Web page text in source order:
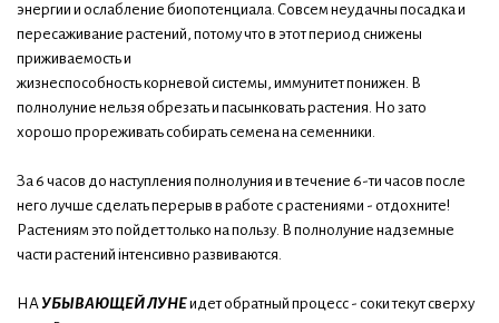
энергии и ослабление биопотенциала. Совсем неудачны посадка и
пересаживание растений, потому что в этот период снижены
приживаемость и
жизнеспособность корневой системы, иммунитет понижен. В
полнолуние нельзя обрезать и пасынковать растения. Но зато
хорошо прореживать собирать семена на семенники.
За 6 часов до наступления полнолуния и в течение 6-ти часов после
него лучше сделать перерыв в работе с растениями - отдохните!
Растениям это пойдет только на пользу. В полнолуние надземные
части растений інтенсивно развиваются.
НА УБЫВАЮЩЕЙ ЛУНЕидет обратный процесс - соки текут сверху